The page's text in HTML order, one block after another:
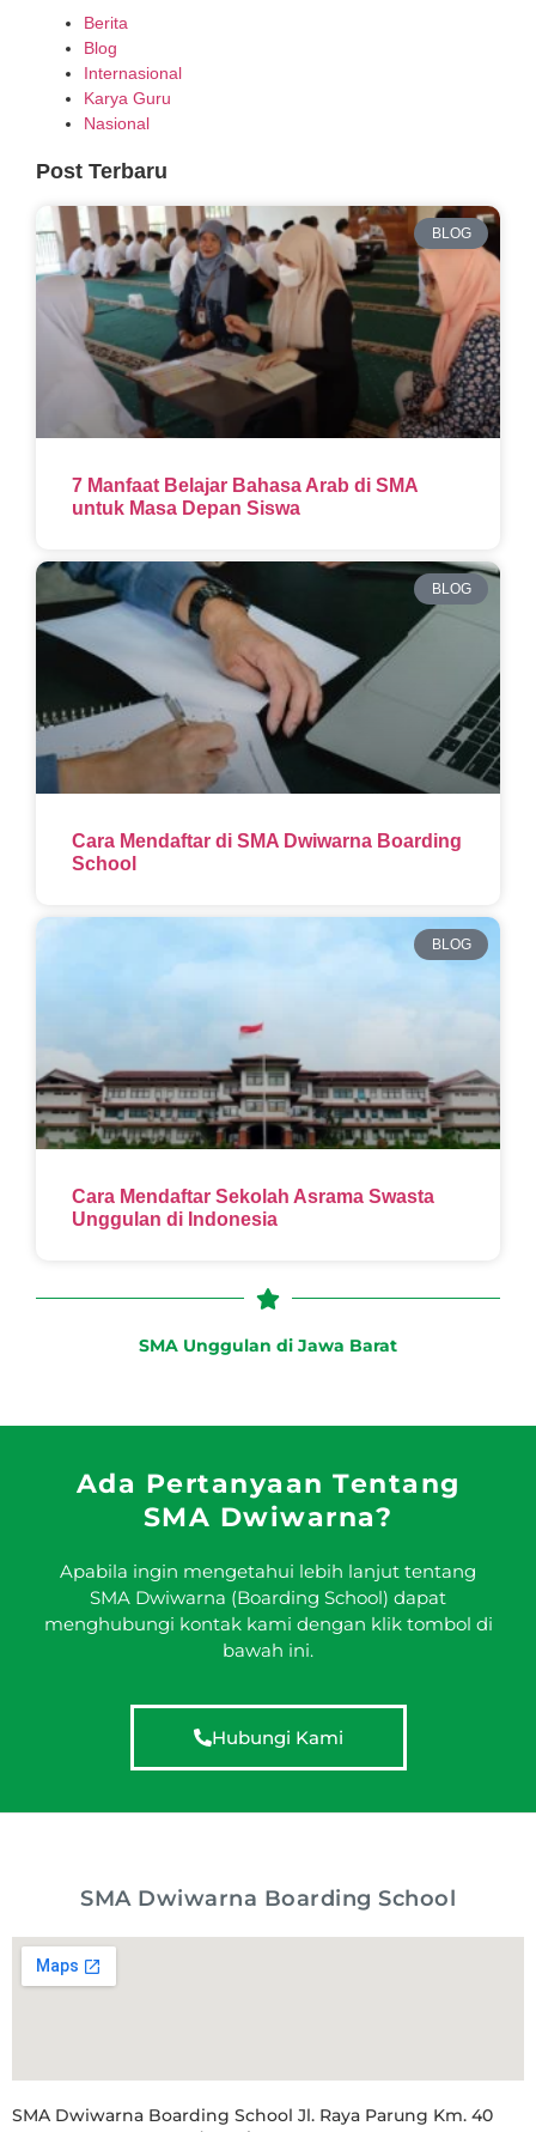
Berita
Blog
Internasional
Karya Guru
Nasional
Post Terbaru
BLOG
7 Manfaat Belajar Bahasa Arab di SMA
untuk Masa Depan Siswa
BLOG
Cara Mendaftar di SMA Dwiwarna Boarding
School
BLOG
Cara Mendaftar Sekolah Asrama Swasta
Unggulan di Indonesia
SMA Unggulan di Jawa Barat
Ada Pertanyaan Tentang
SMA Dwiwarna?
Apabila ingin mengetahui lebih lanjut tentang
SMA Dwiwarna (Boarding School) dapat
menghubungi kontak kami dengan klik tombol di
bawah ini.
Hubungi Kami
SMA Dwiwarna Boarding School
SMA Dwiwarna Boarding School Jl. Raya Parung Km. 40